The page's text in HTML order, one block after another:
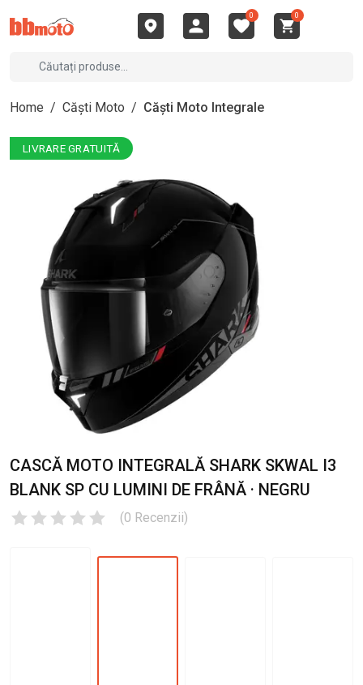
0 0
Home / Căști Moto / Căști Moto Integrale
LIVRARE GRATUITĂ
CASCĂ MOTO INTEGRALĂ SHARK SKWAL I3
BLANK SP CU LUMINI DE FRÂNĂ · NEGRU
(0 Recenzii)